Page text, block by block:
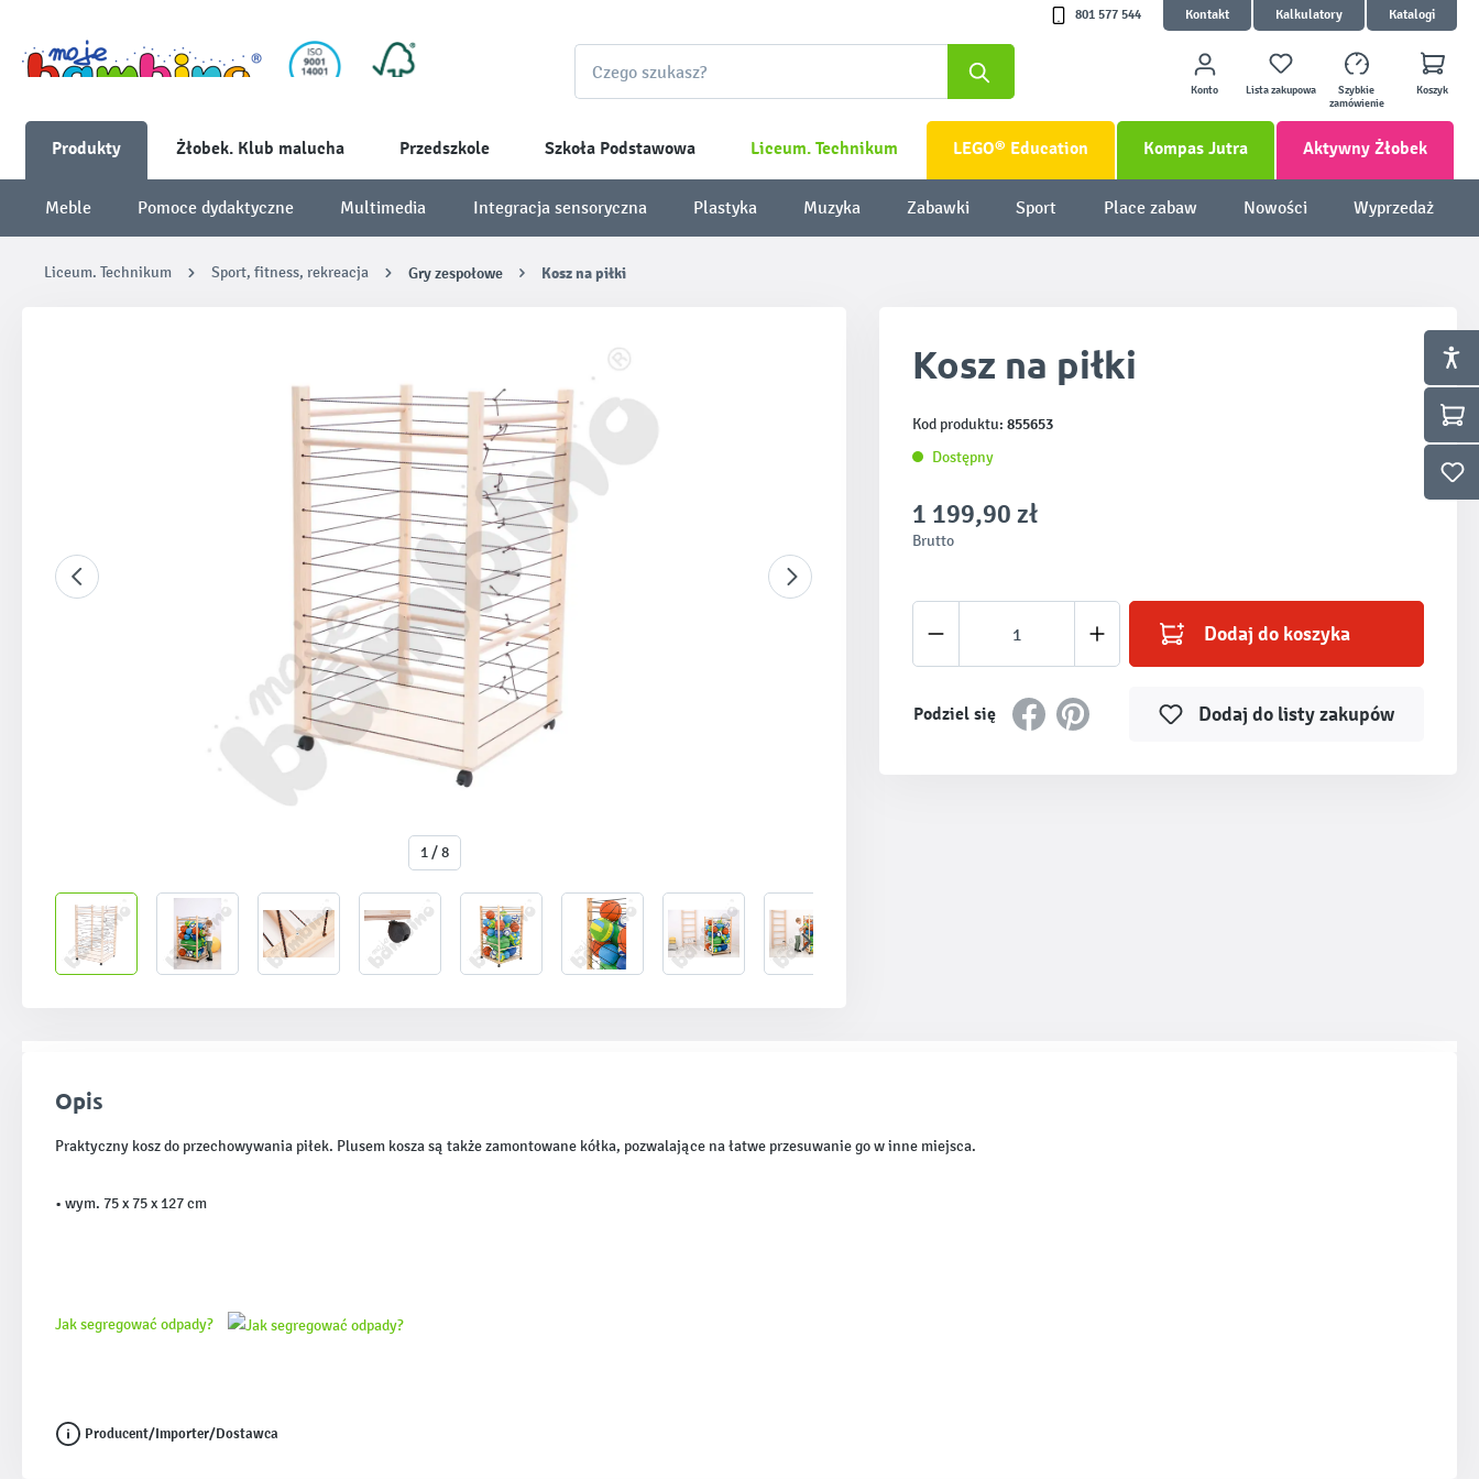
801 577 544 Kontakt Kalkulatory Katalogi
Konto Lista zakupowa
Szybkie
zamówienie
Koszyk
Produkty Żłobek. Klub malucha Przedszkole Szkoła Podstawowa Liceum. Technikum LEGO® Education Kompas Jutra Aktywny Żłobek
Meble Pomoce dydaktyczne Multimedia Integracja sensoryczna Plastyka Muzyka Zabawki Sport Place zabaw Nowości Wyprzedaż
Liceum. Technikum Sport, fitness, rekreacja Gry zespołowe Kosz na piłki
1 / 8
Kosz na piłki
Kod produktu: 855653
Dostępny
1 199,90 zł
Brutto
Ilość produktu: Wprowadź żądaną ilość lub użyj
Dodaj do koszyka
Podziel się Dodaj do listy zakupów
Opis
Praktyczny kosz do przechowywania piłek. Plusem kosza są także zamontowane kółka, pozwalające na łatwe przesuwanie go w inne miejsca.
• wym. 75 x 75 x 127 cm
Jak segregować odpady?
Producent/Importer/Dostawca